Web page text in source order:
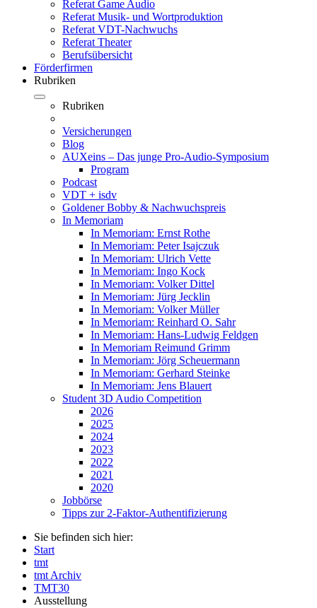
Referat Game Audio
Referat Musik- und Wortproduktion
Referat VDT-Nachwuchs
Referat Theater
Berufsübersicht
Förderfirmen
Rubriken
Rubriken
Versicherungen
Blog
AUXeins – Das junge Pro-Audio-Symposium
Program
Podcast
VDT + isdv
Goldener Bobby & Nachwuchspreis
In Memoriam
In Memoriam: Ernst Rothe
In Memoriam: Peter Isajczuk
In Memoriam: Ulrich Vette
In Memoriam: Ingo Kock
In Memoriam: Volker Dittel
In Memoriam: Jürg Jecklin
In Memoriam: Volker Müller
In Memoriam: Reinhard O. Sahr
In Memoriam: Hans-Ludwig Feldgen
In Memoriam Reimund Grimm
In Memoriam: Jörg Scheuermann
In Memoriam: Gerhard Steinke
In Memoriam: Jens Blauert
Student 3D Audio Competition
2026
2025
2024
2023
2022
2021
2020
Jobbörse
Tipps zur 2-Faktor-Authentifizierung
Sie befinden sich hier:
Start
tmt
tmt Archiv
TMT30
Ausstellung